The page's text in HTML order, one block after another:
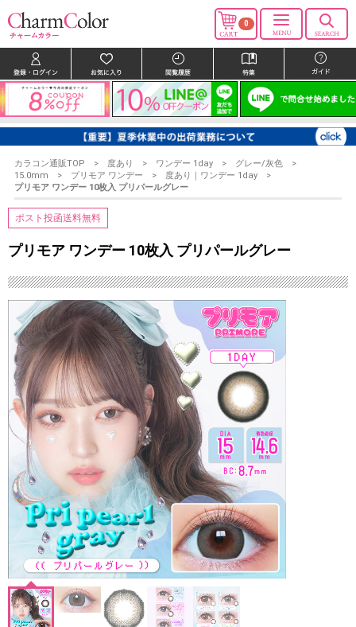
0
カラコン通販TOP 度あり ワンデー 1day
グレー/灰色
15.0mm
プリモア ワンデー
度あり｜ワンデー 1day
プリモア ワンデー 10枚入 プリパールグレー
ポスト投函送料無料
プリモア ワンデー 10枚入 プリパールグレー